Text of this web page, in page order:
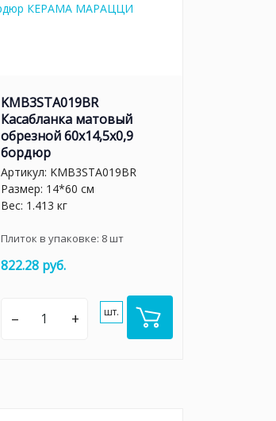
KMB3STA019BR
Касабланка матовый
обрезной 60x14,5x0,9
бордюр
Артикул: KMB3STA019BR
Размер: 14*60 см
Вес: 1.413 кг
Плиток в упаковке: 8шт
822.28 руб.
– + шт.